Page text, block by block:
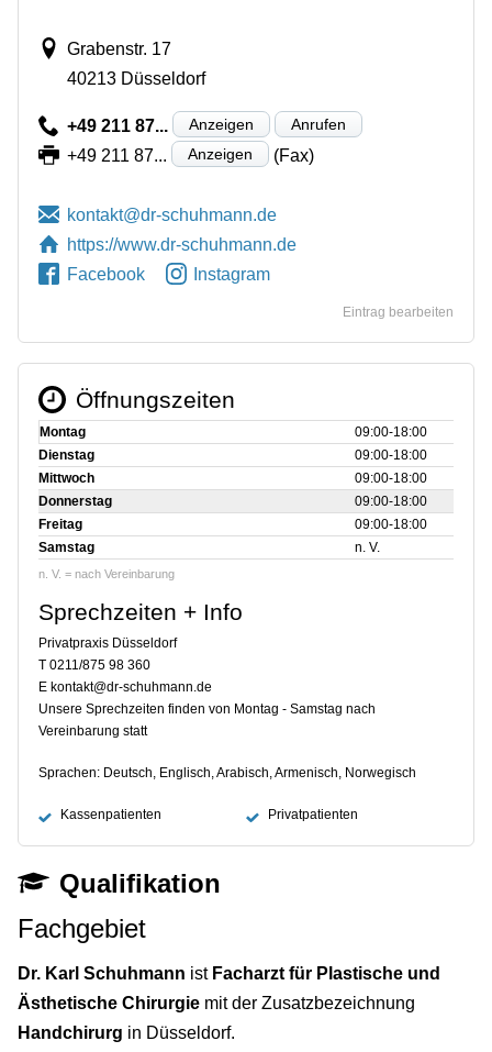
Grabenstr. 17
40213 Düsseldorf
+49 211 87... Anzeigen Anrufen
+49 211 87... Anzeigen (Fax)
https://www.dr-schuhmann.de
Facebook
Instagram
Eintrag bearbeiten
Öffnungszeiten
Montag
09:00‑18:00
Dienstag
09:00‑18:00
Mittwoch
09:00‑18:00
Donnerstag
09:00‑18:00
Freitag
09:00‑18:00
Samstag
n. V.
n. V. = nach Vereinbarung
Sprechzeiten + Info
Privatpraxis Düsseldorf
T 0211/875 98 360
E kontakt@dr-schuhmann.de
Unsere Sprechzeiten finden von Montag - Samstag nach
Vereinbarung statt
Sprachen: Deutsch, Englisch, Arabisch, Armenisch, Norwegisch
Kassenpatienten Privatpatienten
Qualifikation
Fachgebiet
Dr. Karl Schuhmann ist Facharzt für Plastische und
Ästhetische Chirurgie mit der Zusatzbezeichnung
Handchirurg in Düsseldorf.